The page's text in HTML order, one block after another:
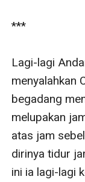
***
Lagi-lagi
menyalahkan
begadang
melupakan
atas jam
dirinya tidur
ini ia lagi-lagi